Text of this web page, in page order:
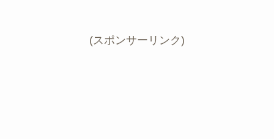
(スポンサーリンク)